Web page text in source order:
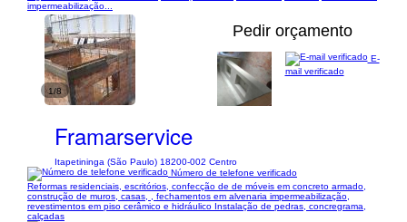
impermeabilização...
1/8
Pedir orçamento
Framarservice
Itapetininga (São Paulo) 18200-002 Centro
E-
mail verificado
Número de telefone verificado
Reformas residenciais, escritórios, confecção de de móveis em concreto armado,
construção de muros, casas, , fechamentos em alvenaria impermeabilização,
revestimentos em piso cerâmico e hidráulico Instalação de pedras, concregrama,
calçadas